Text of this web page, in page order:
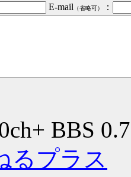
E-mail （省略可） ：
BBS
るプラス